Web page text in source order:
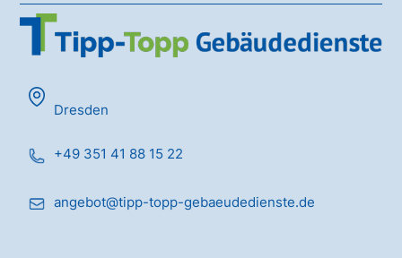
Dresden
+49 351 41 88 15 22
angebot@tipp-topp-gebaeudedienste.de